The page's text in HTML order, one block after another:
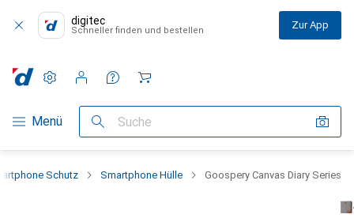
digitec
Schneller finden und bestellen Zur App
Navigation nach Kategorien
Menü Suche
Einstellungen
Kundenkonto
Vergleichslisten
Merklisten
Warenkorb
Schutz Smartphone Hülle Goospery Canvas Diary Series